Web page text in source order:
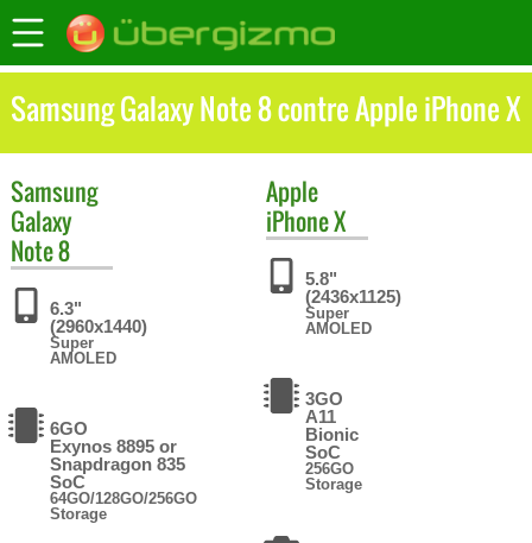
Samsung Galaxy Note 8 contre Apple iPhone X
Samsung
Galaxy
Note 8
6.3"
(2960x1440)
Super
AMOLED
6GO
Exynos 8895 or
Snapdragon 835
SoC
64GO/128GO/256GO
Storage
Apple
iPhone X
5.8"
(2436x1125)
Super
AMOLED
3GO
A11
Bionic
SoC
256GO
Storage